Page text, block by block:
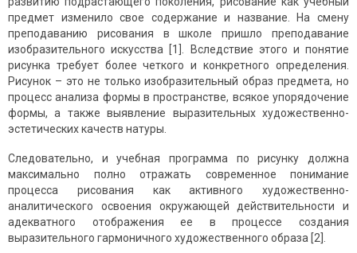
предмет изменило свое содер­жание и название. На смену
преподаванию рисования в школе при­шло преподавание
изобразительного искусства [1]. Вследствие этого и понятие
рисунка требует более четкого и конкретного определе­ния.
Рисунок – это не только изобразительный образ предмета, но
процесс анализа формы в пространстве, всякое упорядочение
формы, а также выявление выразительных художественно-
эстетических качеств натуры.
Следовательно, и учебная программа по рисунку должна
макси­мально полно отражать современное понимание
процесса рисования как активного художественно-
аналитического освоения окружающей дейст­вительности и
адекватного отображения ее в процессе создания
выразительного гармоничного художественного образа [2].